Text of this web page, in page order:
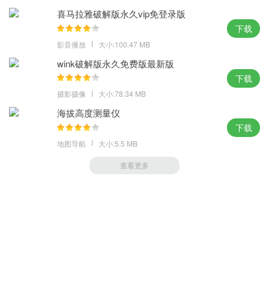
喜马拉雅破解版永久vip免登录版
影音播放 大小:100.47 MB
下载
wink破解版永久免费版最新版
摄影摄像 大小:78.34 MB
下载
海拔高度测量仪
地图导航 大小:5.5 MB
下载
查看更多